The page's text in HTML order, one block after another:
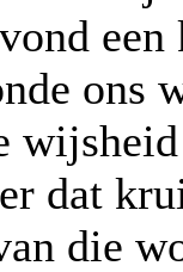
ons
dat
die